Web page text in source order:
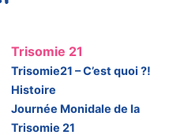
Trisomie 21
Trisomie21 – C’est quoi ?!
Histoire
Journée Monidale de la
Trisomie 21